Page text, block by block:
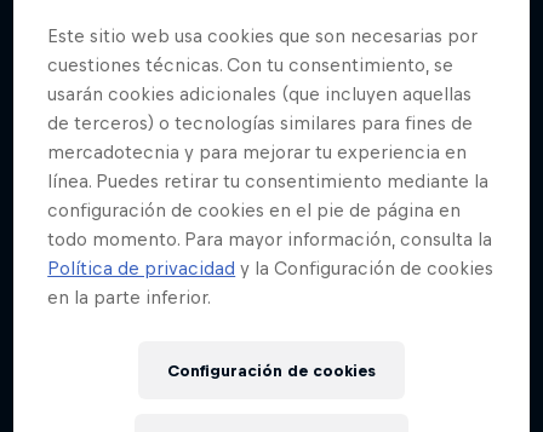
Este sitio web usa cookies que son necesarias por
cuestiones técnicas. Con tu consentimiento, se
usarán cookies adicionales (que incluyen aquellas
de terceros) o tecnologías similares para fines de
mercadotecnia y para mejorar tu experiencia en
línea. Puedes retirar tu consentimiento mediante la
configuración de cookies en el pie de página en
todo momento. Para mayor información, consulta la
Política de privacidad y la Configuración de cookies
en la parte inferior.
Configuración de cookies